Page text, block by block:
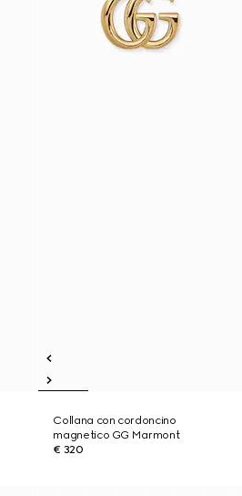
Collana con cordoncino
magnetico GG Marmont
€ 320